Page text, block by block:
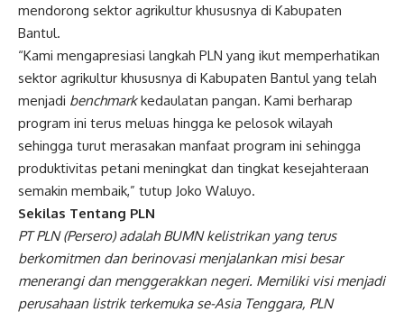
mendorong sektor agrikultur khususnya di Kabupaten
Bantul.
“Kami mengapresiasi langkah PLN yang ikut memperhatikan
sektor agrikultur khususnya di Kabupaten Bantul yang telah
menjadi benchmarkkedaulatan pangan. Kami berharap
program ini terus meluas hingga ke pelosok wilayah
sehingga turut merasakan manfaat program ini sehingga
produktivitas petani meningkat dan tingkat kesejahteraan
semakin membaik,” tutup Joko Waluyo.
Sekilas Tentang PLN
PT PLN (Persero) adalah BUMN kelistrikan yang terus
berkomitmen dan berinovasi menjalankan misi besar
menerangi dan menggerakkan negeri. Memiliki visi menjadi
perusahaan listrik terkemuka se-Asia Tenggara, PLN